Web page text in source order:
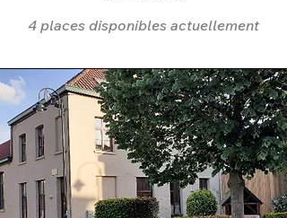
4 places disponibles actuellement